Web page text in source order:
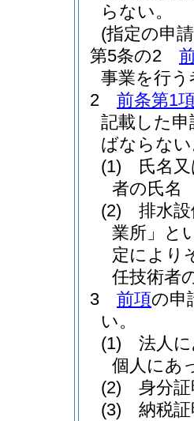
らない。
(指定の申
第5条の2
事業を行
2
前条第1
記載した
ばならな
(1)
氏名
者の氏名
(2)
排水
業所」と
定により
任技術者
3
前項の申
い。
(1)
法人
個人にあ
(2)
身分
(3)
納税